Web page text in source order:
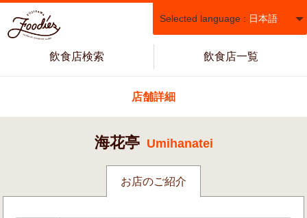
Selected language : 日本語
飲食店検索 飲食店一覧
店舗詳細
海花亭 Umihanatei
お店のご紹介